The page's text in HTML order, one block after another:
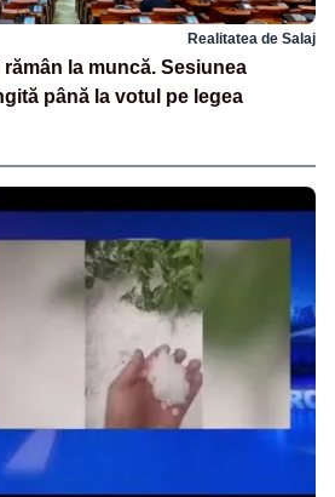
Realitatea de Salaj
la muncă. Sesiunea
până la votul pe legea